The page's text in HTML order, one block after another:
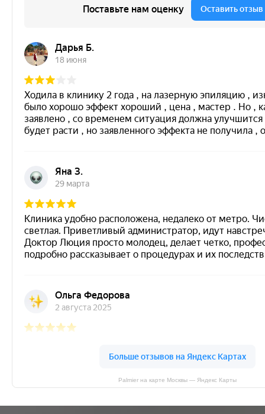
Palmier на карте Москвы — Яндекс Карты